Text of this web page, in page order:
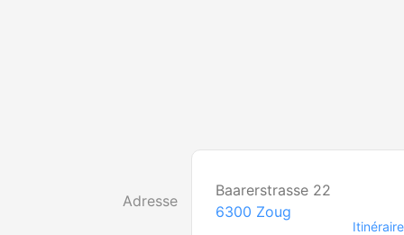
Adresse
Baarerstrasse 22
6300 Zoug
Itinéraire